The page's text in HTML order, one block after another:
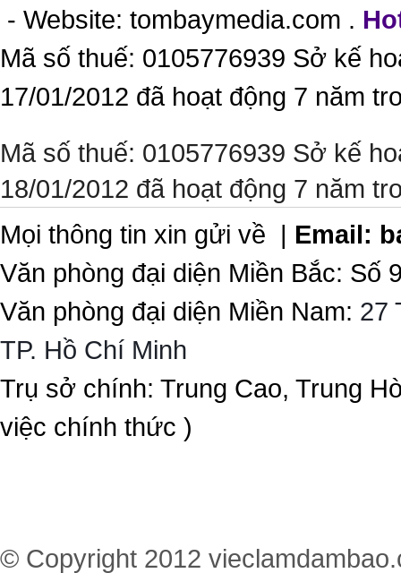
- Website: tombaymedia.com .
Mã số thuế: 0105776939 Sở kế
17/01/2012 đã hoạt động 7 năm
Mã số thuế: 0105776939 Sở kế
18/01/2012 đã hoạt động 7 năm
Mọi thông tin xin gửi về | Email:
Văn phòng đại diện Miền Bắc:
Văn phòng đại diện Miền Nam: 27
TP. Hồ Chí Minh
Trụ sở chính: Trung Cao, Trung
việc chính thức )
© Copyright 2012